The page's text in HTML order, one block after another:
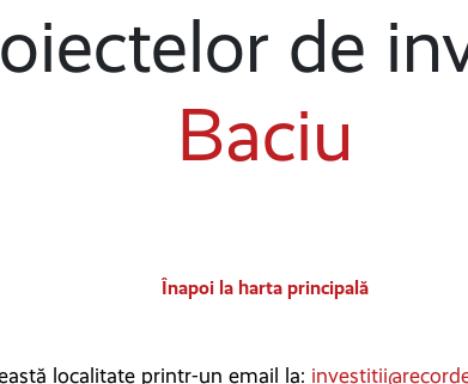
de
Baciu
Înapoi la harta principală
localitate printr-un email la: